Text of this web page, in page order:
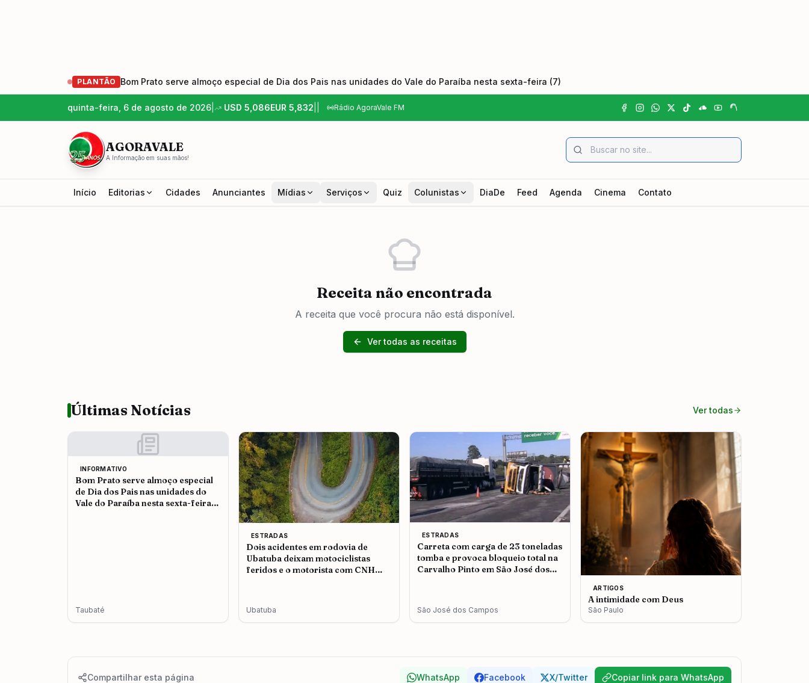
PLANTÃO Bom Prato serve almoço especial de Dia dos Pais nas unidades do Vale do Paraíba nesta sexta-feira (7)
quinta-feira, 6 de agosto de 2026 USD 5,086EUR 5,832 Rádio AgoraVale FM
AGORAVALE
A Informação em suas mãos!
Início Editorias Cidades Anunciantes Mídias Serviços Quiz Colunistas DiaDe Feed Agenda Cinema Contato
Receita não encontrada
A receita que você procura não está disponível.
Ver todas as receitas
Últimas Notícias Ver todas
INFORMATIVO
Bom Prato serve almoço especial
de Dia dos Pais nas unidades do
Vale do Paraíba nesta sexta-feira
Taubaté
ESTRADAS
Dois acidentes em rodovia de
Ubatuba deixam motociclistas
feridos e o motorista com CNH
Ubatuba
ESTRADAS
Carreta com carga de 23 toneladas
tomba e provoca bloqueio total na
Carvalho Pinto em São José dos
São José dos Campos
ARTIGOS
A intimidade com Deus
São Paulo
Compartilhar esta página WhatsApp Facebook X/Twitter Copiar link para WhatsApp